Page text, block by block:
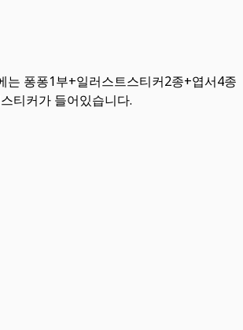
는 퐁퐁1부+일러스트스티커2종+엽서4종
티커가 들어있습니다.